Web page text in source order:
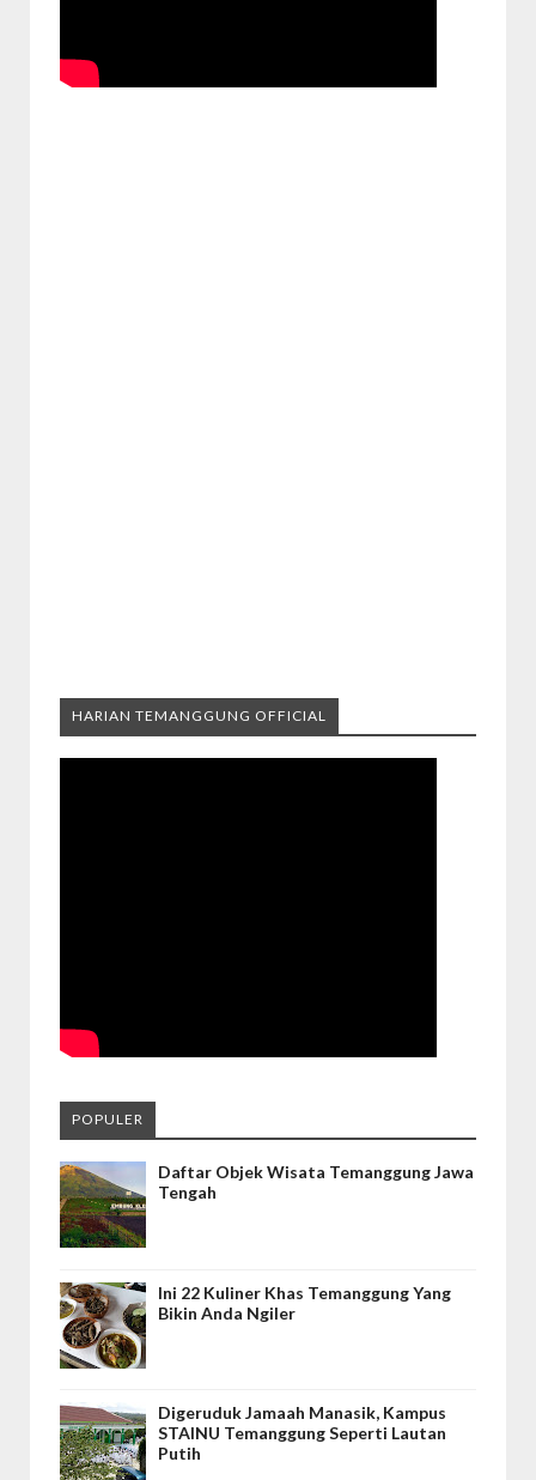
HARIAN TEMANGGUNG OFFICIAL
POPULER
Daftar Objek Wisata Temanggung Jawa
Tengah
Ini 22 Kuliner Khas Temanggung Yang
Bikin Anda Ngiler
Digeruduk Jamaah Manasik, Kampus
STAINU Temanggung Seperti Lautan
Putih